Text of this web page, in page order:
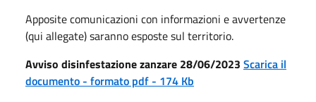
Apposite comunicazioni con informazioni e avvertenze
(qui allegate) saranno esposte sul territorio.
Avviso disinfestazione zanzare 28/06/2023 Scarica il
documento - formato pdf - 174 Kb